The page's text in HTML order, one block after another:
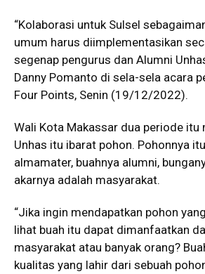
“Kolaborasi untuk Sulsel
umum harus diimplementasikan
segenap pengurus dan Alumni
Danny Pomanto di sela-sela acara
Four Points, Senin (19/12/2022).
Wali Kota Makassar dua periode itu
Unhas itu ibarat pohon. Pohonnya
almamater, buahnya alumni,
akarnya adalah masyarakat.
“Jika ingin mendapatkan pohon
lihat buah itu dapat dimanfaatkan
masyarakat atau banyak orang?
kualitas yang lahir dari sebuah